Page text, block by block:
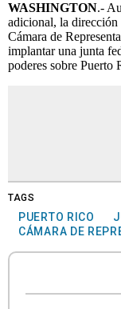
WASHINGTON.-
adicional, la dirección
Cámara de
implantar una junta
poderes sobre Puerto
TAGS
PUERTO RICO
CÁMARA DE